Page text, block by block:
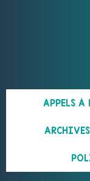
APPELS À
ARCHIVES